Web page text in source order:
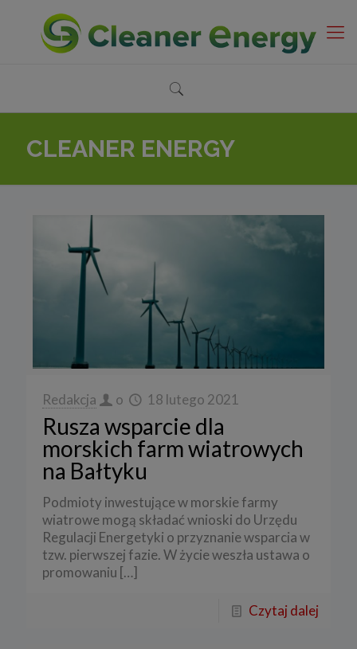
CLEANER ENERGY
Redakcja o 18 lutego 2021
Rusza wsparcie dla
morskich farm wiatrowych
na Bałtyku
Podmioty inwestujące w morskie farmy
wiatrowe mogą składać wnioski do Urzędu
Regulacji Energetyki o przyznanie wsparcia w
tzw. pierwszej fazie. W życie weszła ustawa o
promowaniu […]
Czytaj dalej